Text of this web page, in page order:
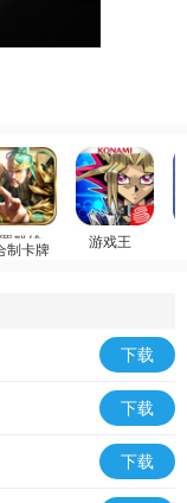
制卡牌
游戏王
下载
下载
下载